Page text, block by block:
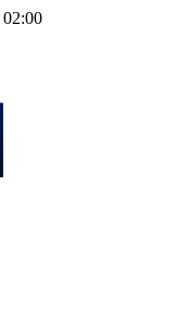
02:00